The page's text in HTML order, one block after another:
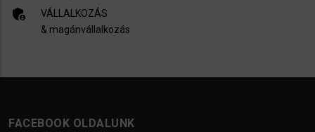
admin_panel_settings
VÁLLALKOZÁS
& magánvállalkozás
FACEBOOK OLDALUNK